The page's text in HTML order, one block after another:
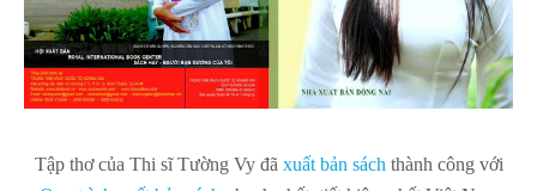
Tập thơ của Thi sĩ Tường Vy đã xuất bản sách thành công với